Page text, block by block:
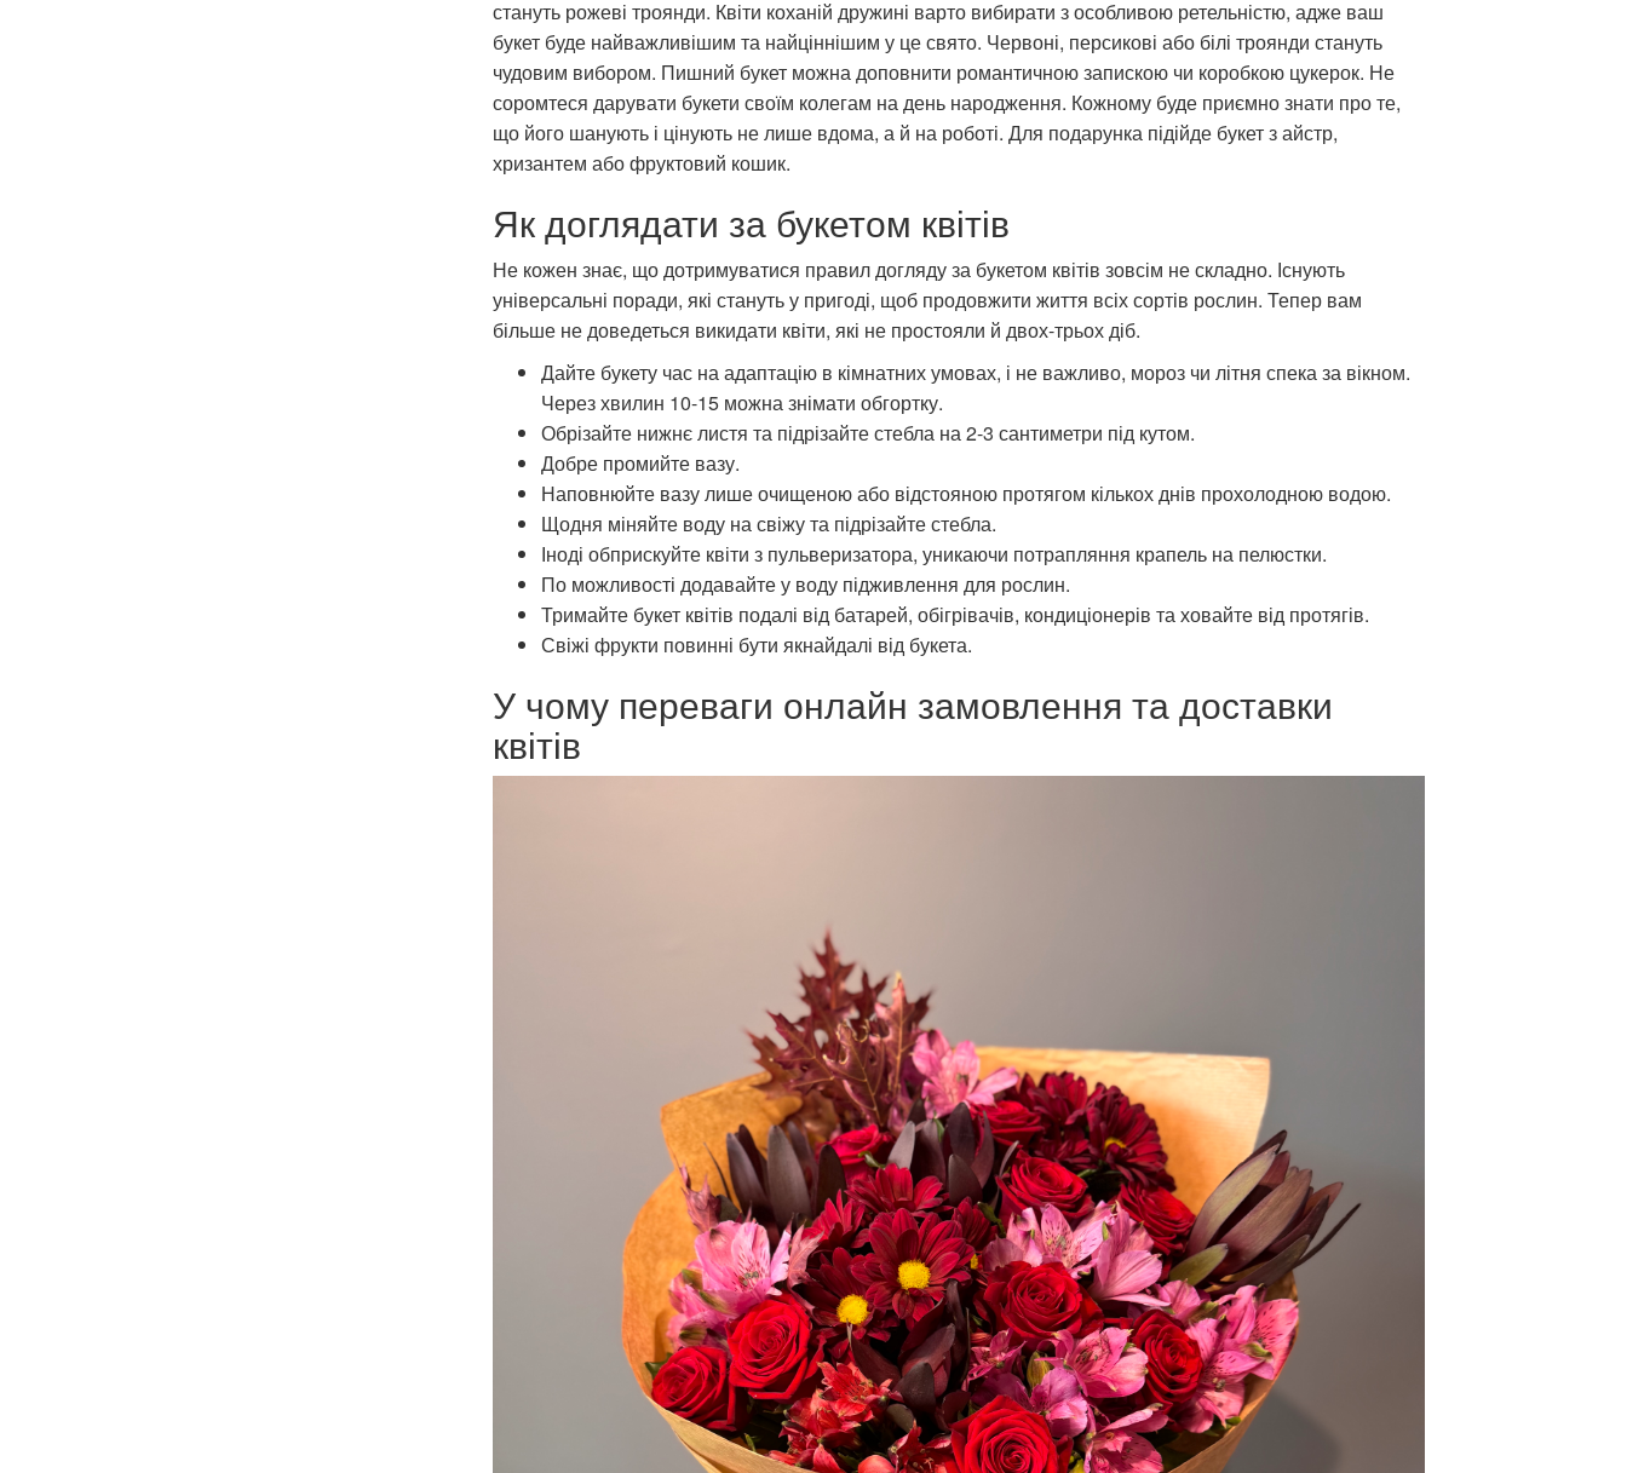
стануть рожеві троянди. Квіти коханій дружині варто вибирати з особливою ретельністю, адже ваш
букет буде найважливішим та найціннішим у це свято. Червоні, персикові або білі троянди стануть
чудовим вибором. Пишний букет можна доповнити романтичною запискою чи коробкою цукерок. Не
соромтеся дарувати букети своїм колегам на день народження. Кожному буде приємно знати про те,
що його шанують і цінують не лише вдома, а й на роботі. Для подарунка підійде букет з айстр,
хризантем або фруктовий кошик.
Як доглядати за букетом квітів
Не кожен знає, що дотримуватися правил догляду за букетом квітів зовсім не складно. Існують
універсальні поради, які стануть у пригоді, щоб продовжити життя всіх сортів рослин. Тепер вам
більше не доведеться викидати квіти, які не простояли й двох-трьох діб.
Дайте букету час на адаптацію в кімнатних умовах, і не важливо, мороз чи літня спека за вікном.
Через хвилин 10-15 можна знімати обгортку.
Обрізайте нижнє листя та підрізайте стебла на 2-3 сантиметри під кутом.
Добре промийте вазу.
Наповнюйте вазу лише очищеною або відстояною протягом кількох днів прохолодною водою.
Щодня міняйте воду на свіжу та підрізайте стебла.
Іноді обприскуйте квіти з пульверизатора, уникаючи потрапляння крапель на пелюстки.
По можливості додавайте у воду підживлення для рослин.
Тримайте букет квітів подалі від батарей, обігрівачів, кондиціонерів та ховайте від протягів.
Свіжі фрукти повинні бути якнайдалі від букета.
У чому переваги онлайн замовлення та доставки
квітів